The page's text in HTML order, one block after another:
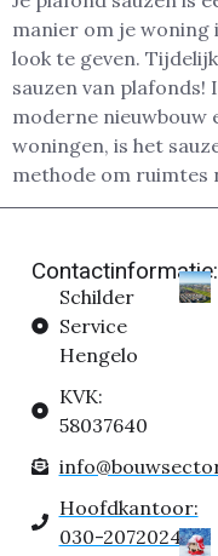
manier om je woning
look te geven.
sauzen van plafonds!
moderne nieuwbouw
woningen, is het
methode om ruimtes
Contactinformatie:
Schilder
Service
Hengelo
KVK:
58037640
Hoofdkantoor:
030-2072024